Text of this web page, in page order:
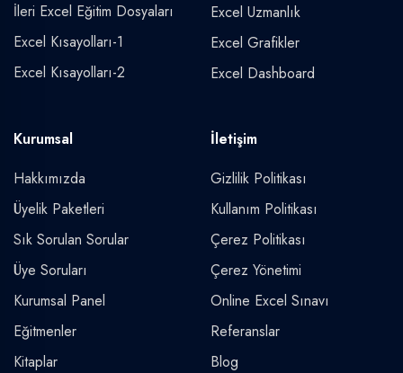
İleri Excel Eğitim Dosyaları
Excel Kısayolları-1
Excel Kısayolları-2
Excel Uzmanlık
Excel Grafikler
Excel Dashboard
Kurumsal
Hakkımızda
Üyelik Paketleri
Sık Sorulan Sorular
Üye Soruları
Kurumsal Panel
Eğitmenler
Kitaplar
İletişim
Gizlilik Politikası
Kullanım Politikası
Çerez Politikası
Çerez Yönetimi
Online Excel Sınavı
Referanslar
Blog